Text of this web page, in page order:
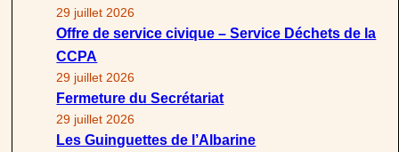
29 juillet 2026
Offre de service civique – Service Déchets de la
CCPA
29 juillet 2026
Fermeture du Secrétariat
29 juillet 2026
Les Guinguettes de l’Albarine